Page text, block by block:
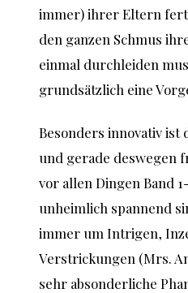
immer) ihrer Eltern
den ganzen Schmus
einmal durchleiden
grundsätzlich eine
Besonders innovativ ist
und gerade deswegen
vor allen Dingen Band
unheimlich spannend
immer um Intrigen,
Verstrickungen (Mrs.
sehr absonderliche